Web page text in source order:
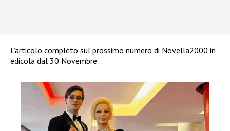
L’articolo completo sul prossimo numero di Novella2000 in
edicola dal 30 Novembre